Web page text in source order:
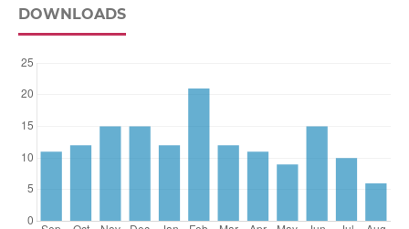
DOWNLOADS